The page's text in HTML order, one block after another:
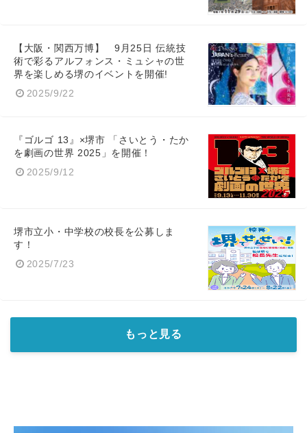
【大阪・関西万博】 9月25日 伝統技
術で彩るアルフォンス・ミュシャの世
界を楽しめる堺のイベントを開催!
2025/9/22
『ゴルゴ 13』×堺市 「さいとう・たか
を劇画の世界 2025」を開催！
2025/9/12
堺市立小・中学校の校長を公募しま
す！
2025/7/23
もっと見る